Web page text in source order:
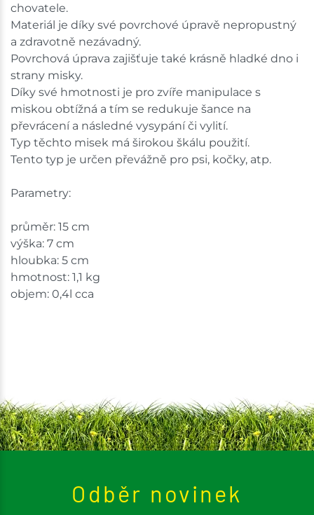
Velká Bíteš
Skladem na prodejně - doručení do 7 dnů
Skladové množství na prodejnách je pouze orientační.
Ceny na prodejnách se mohou lišit od cen na e-
shopu.
chovatele.
Materiál je díky své povrchové úpravě nepropustný
a zdravotně nezávadný.
Povrchová úprava zajišťuje také krásně hladké dno i
strany misky.
Díky své hmotnosti je pro zvíře manipulace s
miskou obtížná a tím se redukuje šance na
převrácení a následné vysypání či vylití.
Typ těchto misek má širokou škálu použití.
Tento typ je určen převážně pro psi, kočky, atp.
Parametry:
průměr: 15 cm
výška: 7 cm
hloubka: 5 cm
hmotnost: 1,1 kg
objem: 0,4l cca
Odběr novinek